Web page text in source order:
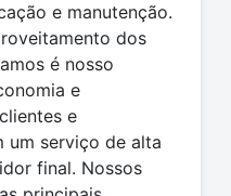
e manutenção.
dos
é nosso
e
e
um serviço de alta
final. Nossos